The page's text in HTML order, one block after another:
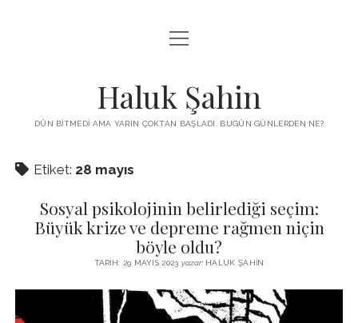
KUTUP YILDIZI
MENDIREK YAZILARI
İYI YAŞAM VE MUTLULUK ÜZERINE
BABIALI’DE CINAYET
GÜZEL MAVRELLA
BIZ KIMIZ?
DERS NOTLARI – LECTURE NOTES
YAZMADAN EDEMEDIM
menüyü
aç
Haluk Şahin
DÜN BITMEDI AMA YARIN ÇOKTAN BAŞLADI. BUGÜN GÜNLERDEN NE?
Etiket: 28 mayıs
Sosyal psikolojinin belirlediği seçim:
Büyük krize ve depreme rağmen niçin
böyle oldu?
TARIH: 29 MAYIS 2023 yazar:HALUK ŞAHIN